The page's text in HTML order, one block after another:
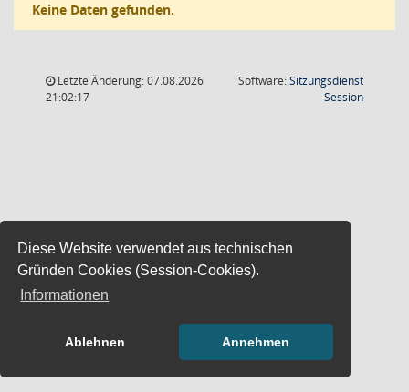
Diese Website verwendet aus technischen
Gründen Cookies (Session-Cookies).
Informationen
Ablehnen Annehmen
Keine Daten gefunden.
Letzte Änderung: 07.08.2026
21:02:17
Software:Sitzungsdienst
Session(Wird in